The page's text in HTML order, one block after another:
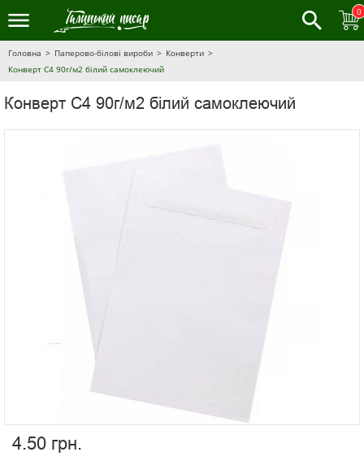
0
Головна Паперово-білові вироби
Конверти
Конверт С4 90г/м2 білий самоклеючий
Конверт С4 90г/м2 білий самоклеючий
4.50 грн.